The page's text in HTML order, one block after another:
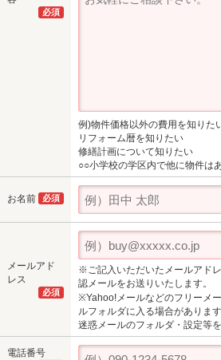
必須
例)物件価格以外の費用を知りた
リフォーム暦を知りたい
修繕計画について知りたい
○○小学校の学区内で他に物件は
お名前 必須
メールアド
レス
必須
※ご記入いただいたメールアド
認メールをお送りいたします。
※Yahoo!メールなどのフリーメ
ルフォルダに入る場合があります
迷惑メールのフォルダ・設定等
電話番号